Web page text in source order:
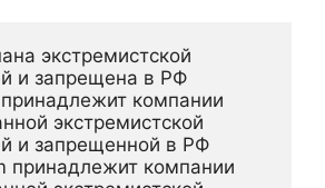
экстремистской
и запрещена в РФ
компании
экстремистской
и запрещенной в РФ
принадлежит компании